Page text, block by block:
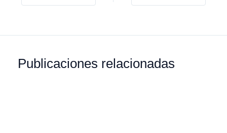
Publicaciones relacionadas